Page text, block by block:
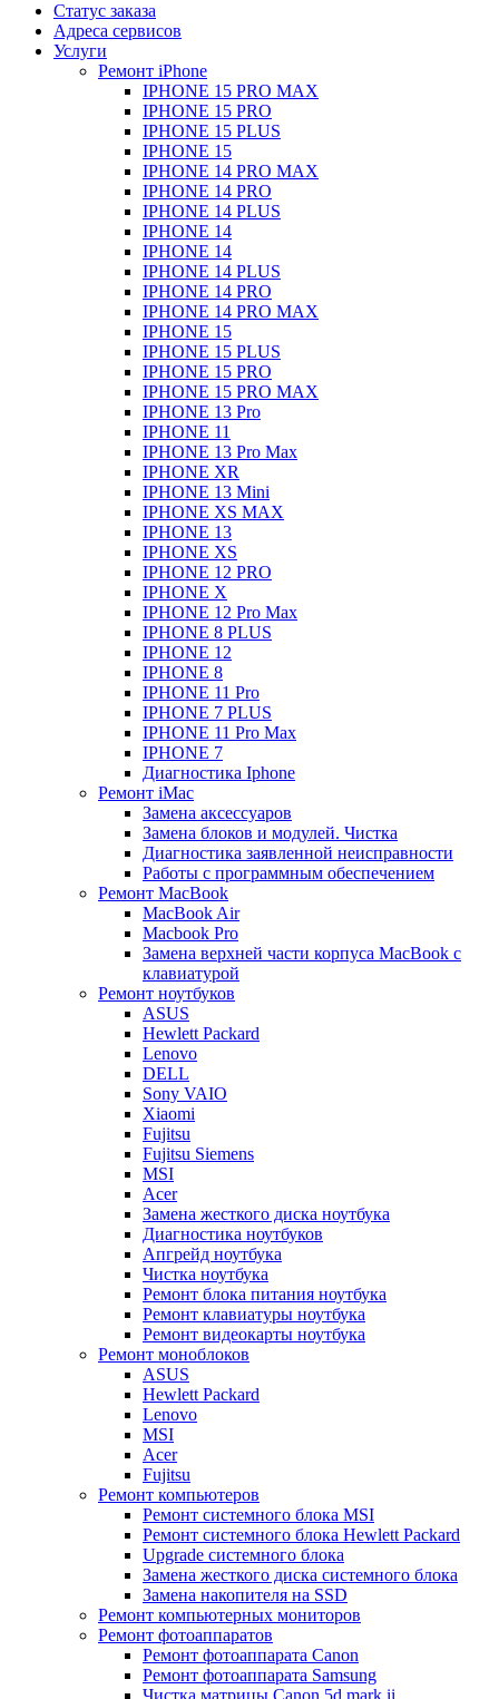
Статус заказа
Адреса сервисов
Услуги
Ремонт iPhone
IPHONE 15 PRO MAX
IPHONE 15 PRO
IPHONE 15 PLUS
IPHONE 15
IPHONE 14 PRO MAX
IPHONE 14 PRO
IPHONE 14 PLUS
IPHONE 14
IPHONE 14
IPHONE 14 PLUS
IPHONE 14 PRO
IPHONE 14 PRO MAX
IPHONE 15
IPHONE 15 PLUS
IPHONE 15 PRO
IPHONE 15 PRO MAX
IPHONE 13 Pro
IPHONE 11
IPHONE 13 Pro Max
IPHONE XR
IPHONE 13 Mini
IPHONE XS MAX
IPHONE 13
IPHONE XS
IPHONE 12 PRO
IPHONE X
IPHONE 12 Pro Max
IPHONE 8 PLUS
IPHONE 12
IPHONE 8
IPHONE 11 Pro
IPHONE 7 PLUS
IPHONE 11 Pro Max
IPHONE 7
Диагностика Iphone
Ремонт iMac
Замена аксессуаров
Замена блоков и модулей. Чистка
Диагностика заявленной неисправности
Работы с программным обеспечением
Ремонт MacBook
MacBook Air
Macbook Pro
Замена верхней части корпуса MacBook с
клавиатурой
Ремонт ноутбуков
ASUS
Hewlett Packard
Lenovo
DELL
Sony VAIO
Xiaomi
Fujitsu
Fujitsu Siemens
MSI
Acer
Замена жесткого диска ноутбука
Диагностика ноутбуков
Апгрейд ноутбука
Чистка ноутбука
Ремонт блока питания ноутбука
Ремонт клавиатуры ноутбука
Ремонт видеокарты ноутбука
Ремонт моноблоков
ASUS
Hewlett Packard
Lenovo
MSI
Acer
Fujitsu
Ремонт компьютеров
Ремонт системного блока MSI
Ремонт системного блока Hewlett Packard
Upgrade системного блока
Замена жесткого диска системного блока
Замена накопителя на SSD
Ремонт компьютерных мониторов
Ремонт фотоаппаратов
Ремонт фотоаппарата Canon
Ремонт фотоаппарата Samsung
Чистка матрицы Canon 5d mark ii